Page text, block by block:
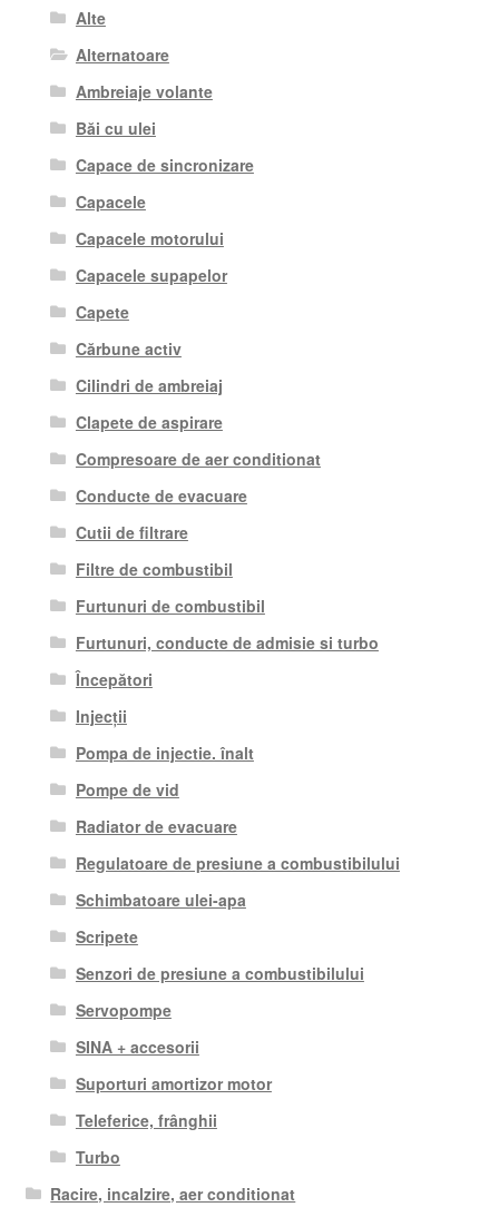
Alte
Alternatoare
Ambreiaje volante
Băi cu ulei
Capace de sincronizare
Capacele
Capacele motorului
Capacele supapelor
Capete
Cărbune activ
Cilindri de ambreiaj
Clapete de aspirare
Compresoare de aer conditionat
Conducte de evacuare
Cutii de filtrare
Filtre de combustibil
Furtunuri de combustibil
Furtunuri, conducte de admisie si turbo
Începători
Injecții
Pompa de injectie. înalt
Pompe de vid
Radiator de evacuare
Regulatoare de presiune a combustibilului
Schimbatoare ulei-apa
Scripete
Senzori de presiune a combustibilului
Servopompe
SINA + accesorii
Suporturi amortizor motor
Teleferice, frânghii
Turbo
Racire, incalzire, aer conditionat